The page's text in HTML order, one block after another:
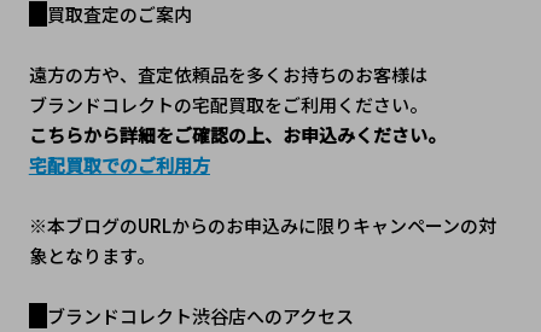
買取査定のご案内
遠方の方や、査定依頼品を多くお持ちのお客様は
ブランドコレクトの宅配買取をご利用ください。
こちらから詳細をご確認の上、お申込みください。
宅配買取でのご利用方
※本ブログのURLからのお申込みに限りキャンペーンの対
象となります。
ブランドコレクト渋谷店へのアクセス